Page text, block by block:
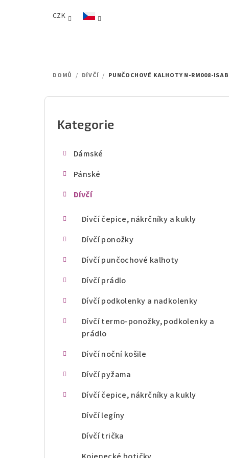
CZK
DOMŮ / DÍVČÍ / PUNČOCHOVÉ KALHOTY N-RM008-
Přeskočit
kategorie
Kategorie
Dámské
Pánské
Dívčí
Dívčí čepice, nákrčníky a kukly
Dívčí ponožky
Dívčí punčochové kalhoty
Dívčí prádlo
Dívčí podkolenky a nadkolenky
Dívčí termo-ponožky, podkolenky a
prádlo
Dívčí noční košile
Dívčí pyžama
Dívčí čepice, nákrčníky a kukly
Dívčí legíny
Dívčí trička